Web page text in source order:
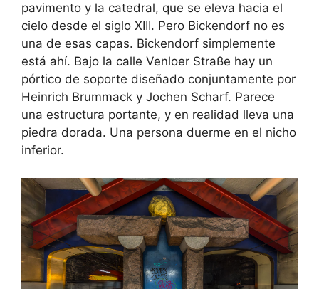
pavimento y la catedral, que se eleva hacia el
cielo desde el siglo XIII. Pero Bickendorf no es
una de esas capas. Bickendorf simplemente
está ahí. Bajo la calle Venloer Straße hay un
pórtico de soporte diseñado conjuntamente por
Heinrich Brummack y Jochen Scharf. Parece
una estructura portante, y en realidad lleva una
piedra dorada. Una persona duerme en el nicho
inferior.